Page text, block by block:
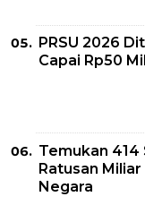
PRSU 2026
Capai Rp50
Temukan 414
Ratusan
Negara